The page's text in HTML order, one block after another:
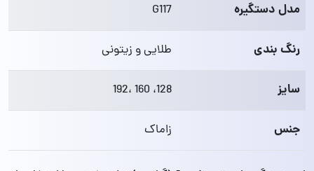
مدل دستگیره G117
رنگ بندی طلایی و زیتونی
سایز 128، 160 ،192
جنس زاماک